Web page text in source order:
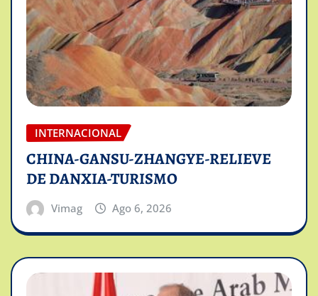
INTERNACIONAL
CHINA-GANSU-ZHANGYE-RELIEVE
DE DANXIA-TURISMO
Vimag Ago 6, 2026